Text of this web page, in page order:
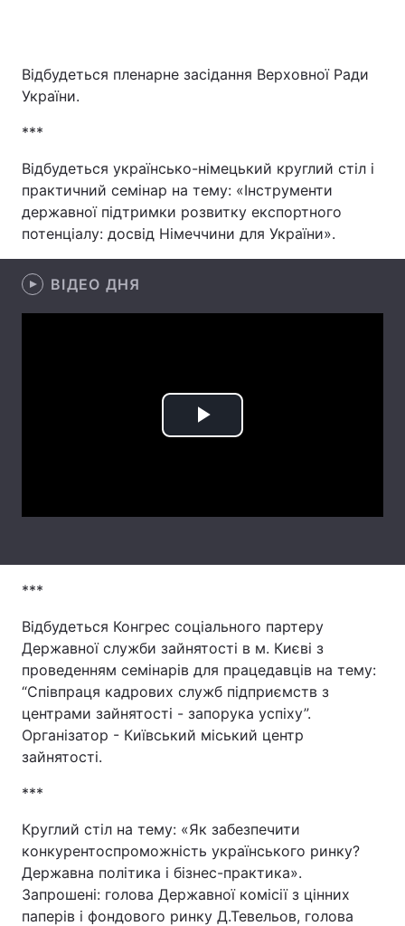
Спорт Наука
Зброя Інциденти
Здоров'я Туризм
Цікавинки Погода
Екологія
Відео з Youtube Статті
Інтерв'ю Думки
Відбудеться пленарне засідання Верховної Ради
України.
***
Відбудеться українсько-німецький круглий стіл і
практичний семінар на тему: «Інструменти
державної підтримки розвитку експортного
потенціалу: досвід Німеччини для України».
ВІДЕО ДНЯ
Play
***
Відбудеться Конгрес соціального партеру
Державної служби зайнятості в м. Києві з
проведенням семінарів для працедавців на тему:
“Співпраця кадрових служб підприємств з
центрами зайнятості - запорука успіху”.
Організатор - Київський міський центр
зайнятості.
***
Круглий стіл на тему: «Як забезпечити
конкурентоспроможність українського ринку?
Державна політика і бізнес-практика».
Запрошені: голова Державної комісії з цінних
паперів і фондового ринку Д.Тевельов, голова